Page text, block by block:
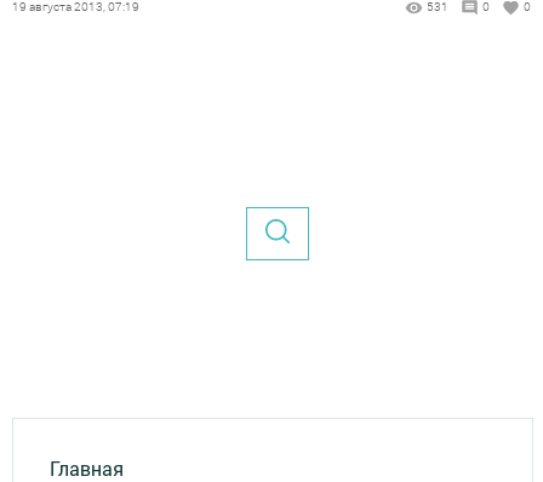
19 августа 2013, 07:19 531 0 0
Главная